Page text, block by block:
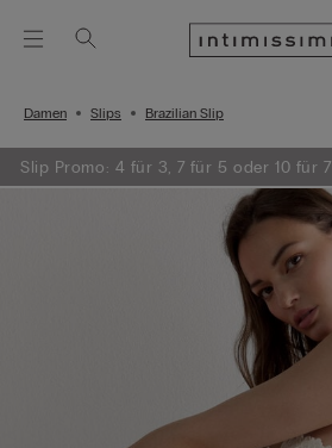
Damen Slips Brazilian Slip
Slip Promo: 4 für 3, 7 für 5 oder 10 für 7